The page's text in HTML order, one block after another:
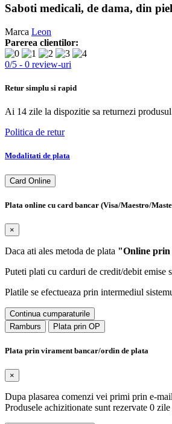
Saboti medicali, de dama, din
Marca Leon
Parerea clientilor:
0/5 - 0 review-uri
Retur simplu si rapid
Ai 14 zile la dispozitie sa returnezi
Politica de retur
Modalitati de plata
Card Online
Plata online cu card bancar (Visa/Maestro/
×
Daca ati ales metoda de plata "Online prin
Puteti plati cu carduri de credit/debit emise
Platile se efectueaza prin intermediul
Continua cumparaturile
Ramburs
Plata prin OP
Plata prin virament bancar/ordin de plata
×
Dupa plasarea comenzi vei primi prin e-
Produsele achizitionate sunt rezervate 0